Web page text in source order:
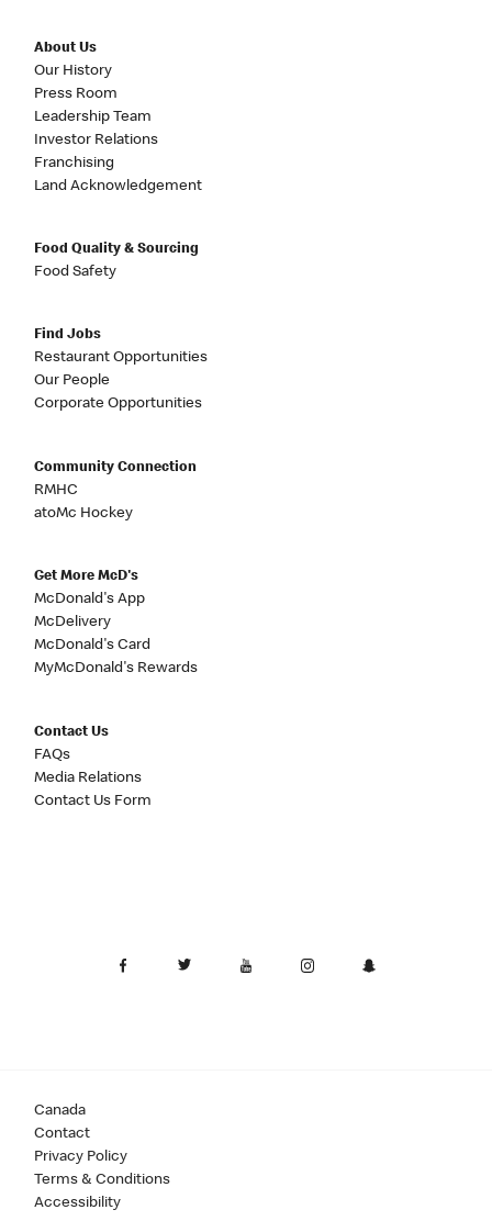
About Us
Our History
Press Room
Leadership Team
Investor Relations
Franchising
Land Acknowledgement
Food Quality & Sourcing
Food Safety
Find Jobs
Restaurant Opportunities
Our People
Corporate Opportunities
Community Connection
RMHC
atoMc Hockey
Get More McD's
McDonald's App
McDelivery
McDonald's Card
MyMcDonald's Rewards
Contact Us
FAQs
Media Relations
Contact Us Form
Canada
Contact
Privacy Policy
Terms & Conditions
Accessibility